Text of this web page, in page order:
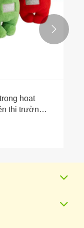
hoạt
thị trường
